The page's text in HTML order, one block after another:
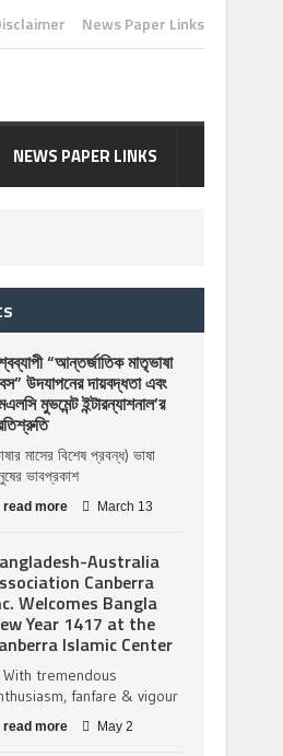
News Paper Links
NEWS PAPER LINKS
“আন্তর্জাতিক মাতৃভাষা
উদযাপনের দায়বদ্ধতা এবং
মুভমেন্ট ইন্টারন্যাশনাল’র
মাসের বিশেষ প্রবন্ধ) ভাষা
ভাবপ্রকাশ
read more March 13
Australia
Canberra
Welcomes Bangla
Year 1417 at the
Islamic Center
With tremendous
fanfare & vigour
read more May 2